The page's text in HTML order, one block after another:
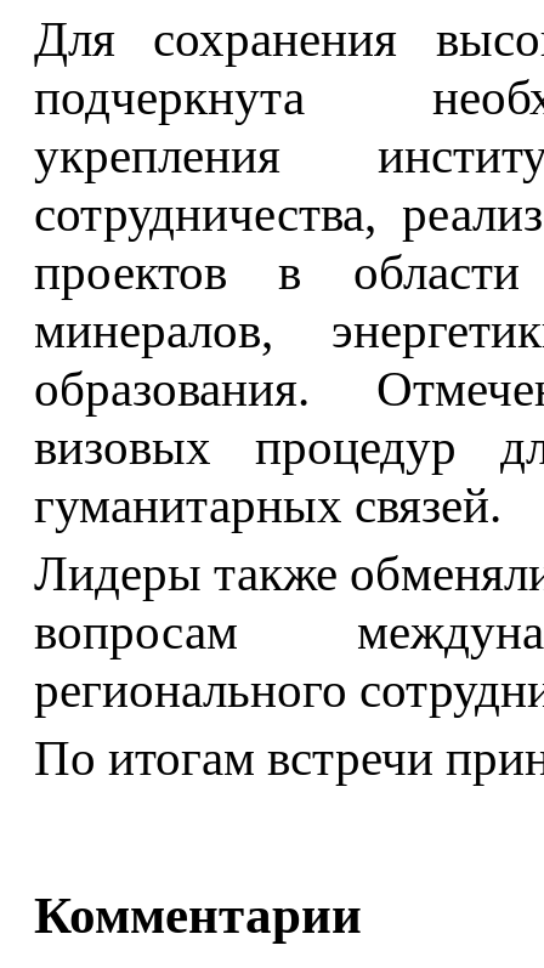
Для сохранения
подчеркнута
укрепления
сотрудничества,
проектов в области
минералов,
образования.
визовых процедур
гуманитарных связей.
Лидеры также
вопросам
регионального
По итогам встречи
Комментарии